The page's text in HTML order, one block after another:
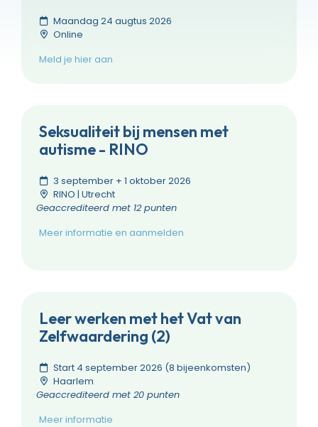
Maandag 24 augtus 2026
Online
Meld je hier aan
Seksualiteit bij mensen met
autisme - RINO
3 september + 1 oktober 2026
RINO | Utrecht
Geaccrediteerd met 12 punten
Meer informatie en aanmelden
Leer werken met het Vat van
Zelfwaardering (2)
Start 4 september 2026 (8 bijeenkomsten)
Haarlem
Geaccrediteerd met 20 punten
Meer informatie